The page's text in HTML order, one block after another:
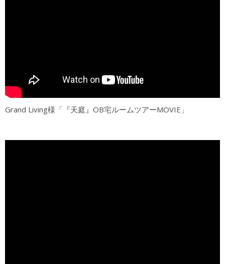
Grand Living様「『天庭』OB宅ルームツアーMOVIE」